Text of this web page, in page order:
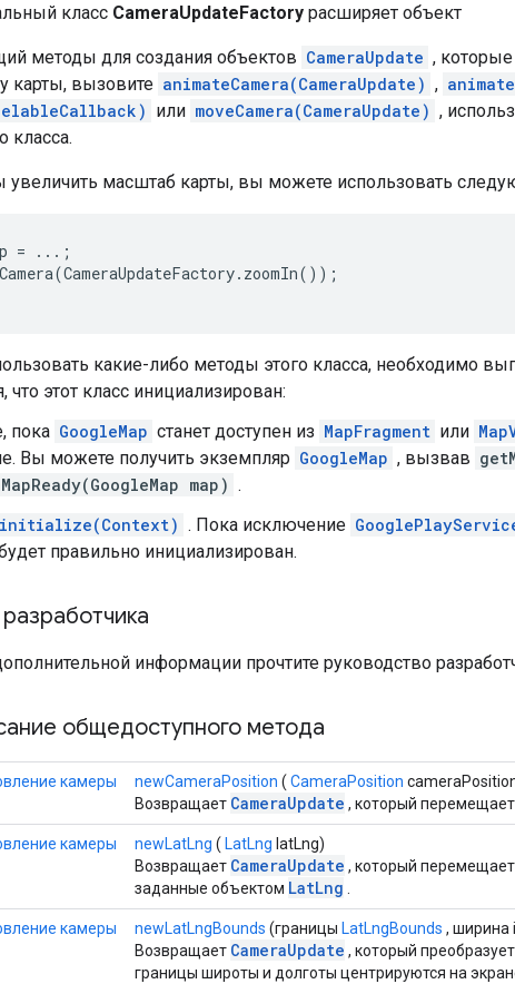
класс CameraUpdateFactory расширяет объект
методы для создания объектов CameraUpdate ,
карты, вызовите animateCamera(CameraUpdate) ,
или moveCamera(CameraUpdate) ,
класса.
увеличить масштаб карты, вы можете использовать
= ...;
какие-либо методы этого класса, необходимо
что этот класс инициализирован:
пока GoogleMap станет доступен из MapFragment или
Вы можете получить экземпляр GoogleMap , вызвав
map) .
initialize(Context) . Пока исключение
будет правильно инициализирован.
разработчика
информации прочтите руководство
общедоступного метода
камеры newCameraPosition ( CameraPosition
Возвращает CameraUpdate , который
камеры newLatLng ( LatLng latLng)
Возвращает CameraUpdate , который
заданные объектом LatLng
камеры newLatLngBounds (границы LatLngBounds , ширина
Возвращает CameraUpdate , который
границы широты и долготы центрируются на